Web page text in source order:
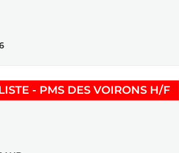
- PMS DES VOIRONS H/F